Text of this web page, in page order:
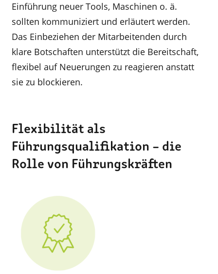
Einführung neuer Tools, Maschinen o. ä.
sollten kommuniziert und erläutert werden.
Das Einbeziehen der Mitarbeitenden durch
klare Botschaften unterstützt die Bereitschaft,
flexibel auf Neuerungen zu reagieren anstatt
sie zu blockieren.
Flexibilität als
Führungsqualifikation – die
Rolle von Führungskräften